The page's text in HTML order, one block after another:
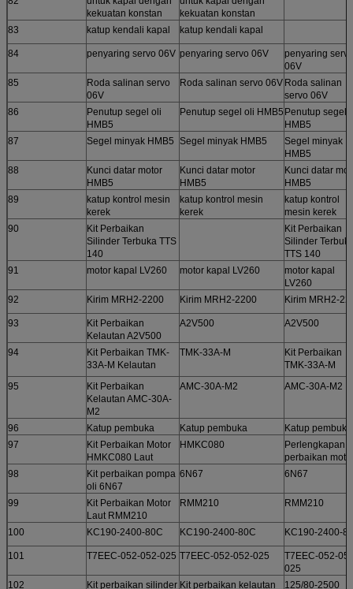
kekuatan konstan
kekuatan konstan
83
katup kendali kapal katup kendali kapal
84 penyaring servo 06V penyaring servo 06V
penyaring servo
06V
85
Roda salinan servo
06V
Roda salinan servo 06V Roda salinan
servo 06V
86
Penutup segel oli
HMB5
Penutup segel oli HMB5 Penutup segel
HMB5
87
Segel minyak HMB5 Segel minyak HMB5
Segel minyak
HMB5
88
Kunci datar motor
HMB5
Kunci datar motor
HMB5
Kunci datar
HMB5
89
katup kontrol mesin
kerek
katup kontrol mesin
kerek
katup kontrol
mesin kerek
90
Kit Perbaikan
Silinder Terbuka TTS
140
Kit Perbaikan
Silinder
TTS 140
91
motor kapal LV260 motor kapal LV260
motor kapal
LV260
92
Kirim MRH2-2200 Kirim MRH2-2200 Kirim MRH2-
93
Kit Perbaikan
Kelautan A2V500
A2V500 A2V500
94
Kit Perbaikan TMK-
33A-M Kelautan
TMK-33A-M
Kit Perbaikan
TMK-33A-M
95
Kit Perbaikan
Kelautan AMC-30A-
M2
AMC-30A-M2 AMC-30A-M2
96 Katup pembuka Katup pembuka
Katup pembuka
97
Kit Perbaikan Motor
HMKC080 Laut
HMKC080
Perlengkapan
perbaikan
98
Kit perbaikan pompa
oli 6N67
6N67 6N67
99
Kit Perbaikan Motor
Laut RMM210
RMM210 RMM210
100 KC190-2400-80C KC190-2400-80C KC190-2400-
101 T7EEC-052-052-025 T7EEC-052-052-025
T7EEC-052-
025
102
Kit perbaikan silinder Kit perbaikan kelautan
125/80-2500